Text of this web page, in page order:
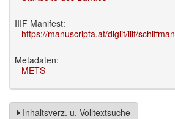
IIIF Manifest:
https://manuscripta.at/diglit/iiif/
Metadaten:
METS
Inhaltsverz. u. Volltextsuche